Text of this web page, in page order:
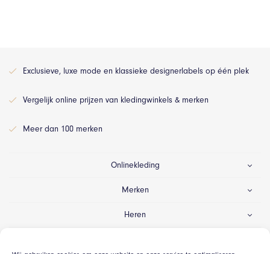
Exclusieve, luxe mode en klassieke designerlabels op één plek
Vergelijk online prijzen van kledingwinkels & merken
Meer dan 100 merken
Onlinekleding
Merken
Heren